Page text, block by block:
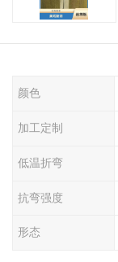
颜色
加工定制
低温折弯
抗弯强度
形态